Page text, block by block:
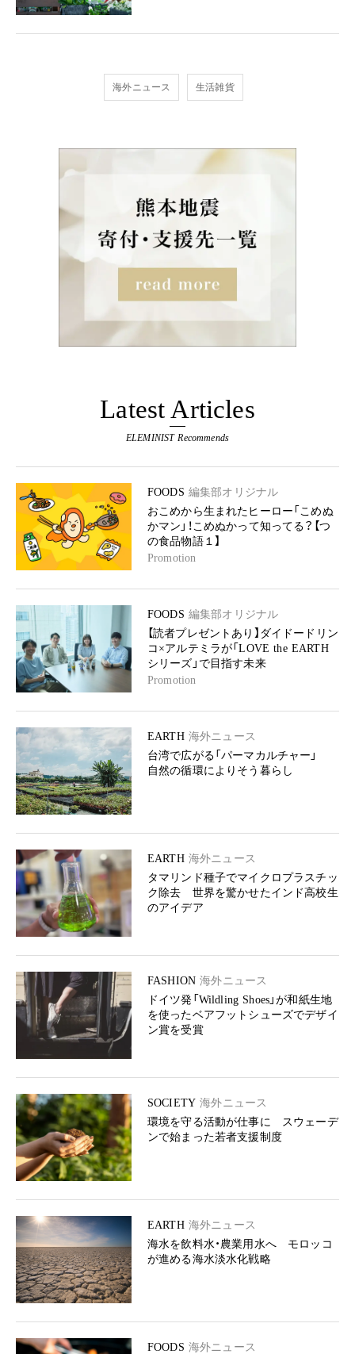
海外ニュース 生活雑貨
Latest Articles
ELEMINIST Recommends
FOODS 編集部オリジナル
おこめから生まれたヒーロー「こめぬ
かマン」！こめぬかって知ってる？【つ
の食品物語１】
Promotion
FOODS 編集部オリジナル
【読者プレゼントあり】ダイドードリン
コ×アルテミラが「LOVE the EARTH
シリーズ」で目指す未来
Promotion
EARTH 海外ニュース
台湾で広がる「パーマカルチャー」
自然の循環によりそう暮らし
EARTH 海外ニュース
タマリンド種子でマイクロプラスチッ
ク除去 世界を驚かせたインド高校生
のアイデア
FASHION 海外ニュース
ドイツ発「Wildling Shoes」が和紙生地
を使ったベアフットシューズでデザイ
ン賞を受賞
SOCIETY 海外ニュース
環境を守る活動が仕事に スウェーデ
ンで始まった若者支援制度
EARTH 海外ニュース
海水を飲料水・農業用水へ モロッコ
が進める海水淡水化戦略
FOODS 海外ニュース